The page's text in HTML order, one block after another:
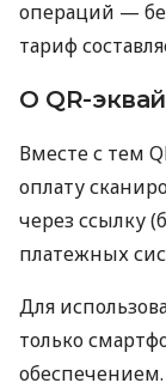
операций —
тариф
О QR-
Вместе с тем
оплату
через ссылку
платежных
Для
только
обеспечением.